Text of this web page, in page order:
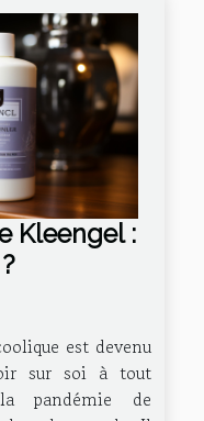
Kleengel :
est devenu
sur soi à tout
pandémie de